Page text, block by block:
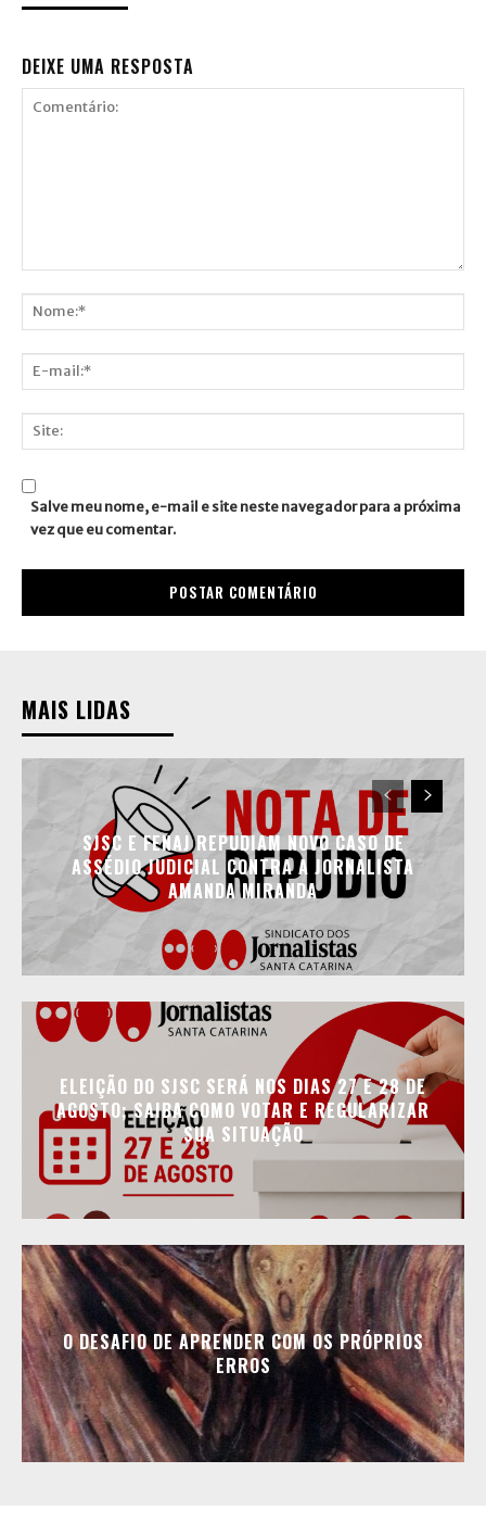
DEIXE UMA RESPOSTA
mail:*
Salve meu nome, e-mail e site neste navegador para a próxima
vez que eu comentar.
MAIS LIDAS
SJSC E FENAJ REPUDIAM NOVO CASO DE
ASSÉDIO JUDICIAL CONTRA A JORNALISTA
AMANDA MIRANDA
ELEIÇÃO DO SJSC SERÁ NOS DIAS 27 E 28 DE
AGOSTO; SAIBA COMO VOTAR E REGULARIZAR
SUA SITUAÇÃO
O DESAFIO DE APRENDER COM OS PRÓPRIOS
ERROS